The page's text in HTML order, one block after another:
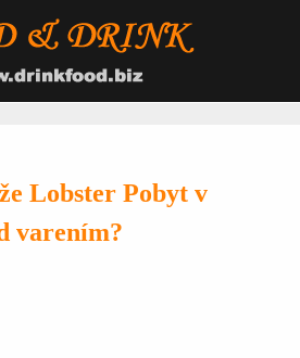
Lobster Pobyt v
varením?